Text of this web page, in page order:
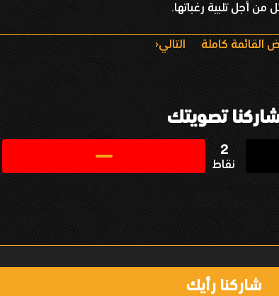
من أجل تلبية رغباتها.
القائمة كاملة التالي
تصويتك
2
نقاط
شاركنا رأيك